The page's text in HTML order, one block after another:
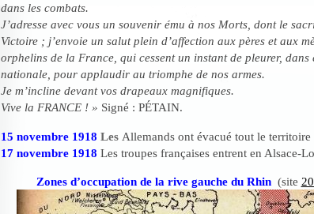
dans les combats.
J’adresse avec vous un souvenir ému à nos Morts, dont le
Victoire ; j’envoie un salut plein d’affection aux pères et aux
orphelins de la France, qui cessent un instant de pleurer, dans
nationale, pour applaudir au triomphe de nos armes.
Je m’incline devant vos drapeaux magnifiques.
Vive la FRANCE ! » Signé : PÉTAIN.
15 novembre 1918 Les Allemands ont évacué tout le territoire
17 novembre 1918 Les troupes françaises entrent en Alsace-
Zones d’occupation de la rive gauche du Rhin(site